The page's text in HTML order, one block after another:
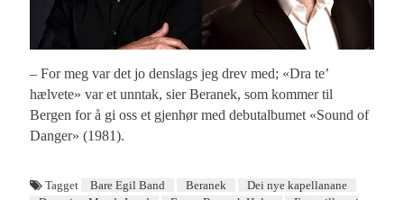
– For meg var det jo denslags jeg drev med; «Dra te’
hælvete» var et unntak, sier Beranek, som kommer til
Bergen for å gi oss et gjenhør med debutalbumet «Sound of
Danger» (1981).
Tagget Bare Egil Band Beranek
Dei nye kapellanane